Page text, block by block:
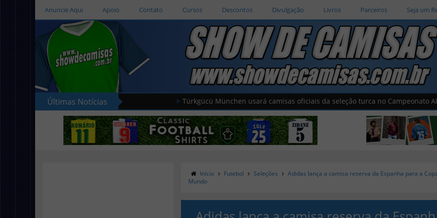
Anuncie Aqui Apoio Contato Cursos Descontos Divulgação Livros Parceiros Seja um
Últimas Notícias Türkgücü München usará camisas oficiais da seleção turca no Campeonato Alemão
Início Futebol Seleções
Adidas lança a camisa reserva da Espanha para a
Mundo